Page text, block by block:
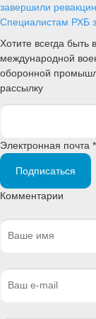
завершили
Специалистам РХБ
Хотите всегда быть
международной
оборонной
рассылку
Электронная почта *
Подписаться
Комментарии